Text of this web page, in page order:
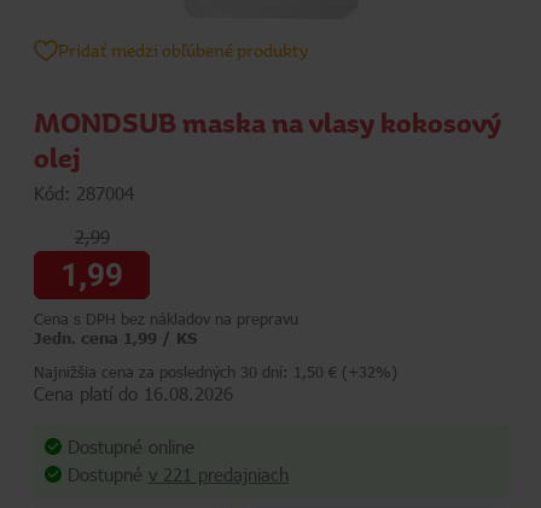
Pridať medzi obľúbené produkty
MONDSUB maska na vlasy kokosový
olej
Kód: 287004
2,99
1,99
Cena s DPH bez nákladov na prepravu
Jedn. cena 1,99 / KS
Najnižšia cena za posledných 30 dní: 1,50 € (+32%)
Cena platí do 16.08.2026
Dostupné online
Dostupné v 221 predajniach